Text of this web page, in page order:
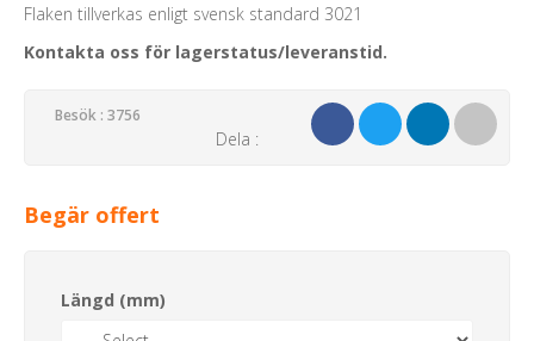
Flaken tillverkas enligt svensk standard 3021
Kontakta oss för lagerstatus/leveranstid.
Besök : 3756
Dela :
Begär offert
Längd (mm)